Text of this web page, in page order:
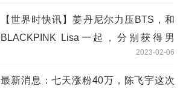
【世界时快讯】姜丹尼尔力压BTS，和
BLACKPINK Lisa一起，分别获得男
2023-02-06
最新消息：七天涨粉40万，陈飞宇这次